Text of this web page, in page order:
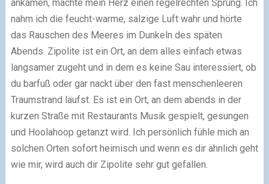
ankamen, machte mein Herz einen regelrechten Sprung. Ich
nahm ich die feucht-warme, salzige Luft wahr und hörte
das Rauschen des Meeres im Dunkeln des späten
Abends. Zipolite ist ein Ort, an dem alles einfach etwas
langsamer zugeht und in dem es keine Sau interessiert, ob
du barfuß oder gar nackt über den fast menschenleeren
Traumstrand läufst. Es ist ein Ort, an dem abends in der
kurzen Straße mit Restaurants Musik gespielt, gesungen
und Hoolahoop getanzt wird. Ich persönlich fühle mich an
solchen Orten sofort heimisch und wenn es dir ähnlich geht
wie mir, wird auch dir Zipolite sehr gut gefallen.